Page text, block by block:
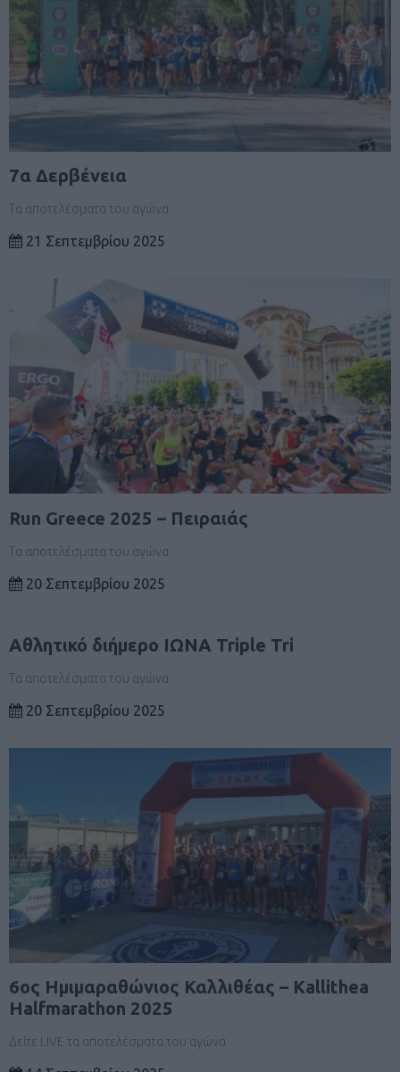
7α Δερβένεια
Τα αποτελέσματα του αγώνα
21 Σεπτεμβρίου 2025
Run Greece 2025 – Πειραιάς
Τα αποτελέσματα του αγώνα
20 Σεπτεμβρίου 2025
Αθλητικό διήμερο ΙΩΝΑ Triple Tri
Τα αποτελέσματα του αγώνα
20 Σεπτεμβρίου 2025
6ος Ημιμαραθώνιος Καλλιθέας – Kallithea
Halfmarathon 2025
Δείτε LIVE τα αποτελέσματα του αγώνα